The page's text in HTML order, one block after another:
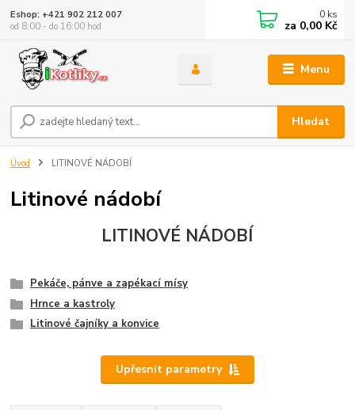
Menu
Hledat
Eshop: +421 902 212 007
od 8:00 - do 16:00 hod
0 ks
za 0,00 Kč
Úvod LITINOVÉ NÁDOBÍ
Litinové nádobí
LITINOVÉ NÁDOBÍ
Pekáče, pánve a zapékací mísy
Hrnce a kastroly
Litinové čajníky a konvice
Upřesnit parametry